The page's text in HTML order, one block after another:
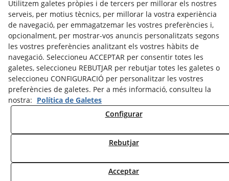
Utilitzem galetes pròpies i de tercers per millorar els nostres
serveis, per motius tècnics, per millorar la vostra experiència
de navegació, per emmagatzemar les vostres preferències i,
opcionalment, per mostrar-vos anuncis personalitzats segons
les vostres preferències analitzant els vostres hàbits de
navegació. Seleccioneu ACCEPTAR per consentir totes les
galetes, seleccioneu REBUTJAR per rebutjar totes les galetes o
seleccioneu CONFIGURACIÓ per personalitzar les vostres
preferències de galetes. Per a més informació, consulteu la
nostra: Política de Galetes
Configurar
Rebutjar
Acceptar